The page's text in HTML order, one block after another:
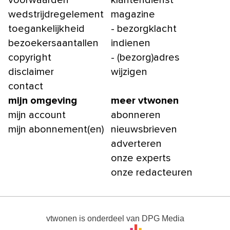
wedstrijdregelement
toegankelijkheid
bezoekersaantallen
copyright
disclaimer
contact
magazine
- bezorgklacht
indienen
- (bezorg)adres
wijzigen
mijn omgeving
mijn account
mijn abonnement(en)
meer vtwonen
abonneren
nieuwsbrieven
adverteren
onze experts
onze redacteuren
vtwonen is onderdeel van DPG Media